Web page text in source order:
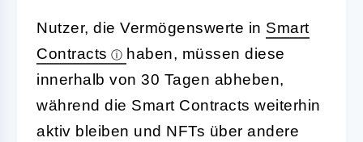
Nutzer, die Vermögenswerte in Smart
Contracts
haben, müssen diese
innerhalb von 30 Tagen abheben,
während die Smart Contracts weiterhin
aktiv bleiben und NFTs über andere